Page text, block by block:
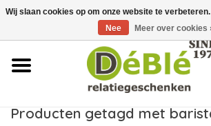
Over ons
Contact
Producten getagd met
Wij slaan cookies op om onze website te
Nee
Meer over cookies